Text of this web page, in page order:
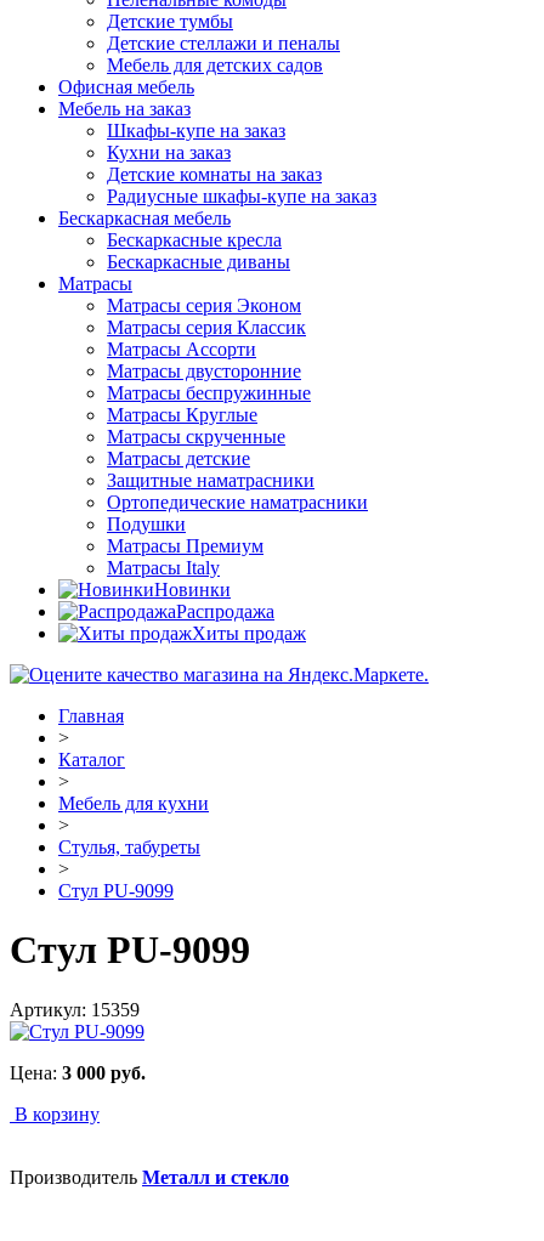
Детские тумбы
Детские стеллажи и пеналы
Мебель для детских садов
Офисная мебель
Мебель на заказ
Шкафы-купе на заказ
Кухни на заказ
Детские комнаты на заказ
Радиусные шкафы-купе на заказ
Бескаркасная мебель
Бескаркасные кресла
Бескаркасные диваны
Матрасы
Матрасы серия Эконом
Матрасы серия Классик
Матрасы Ассорти
Матрасы двусторонние
Матрасы беспружинные
Матрасы Круглые
Матрасы скрученные
Матрасы детские
Защитные наматрасники
Ортопедические наматрасники
Подушки
Матрасы Премиум
Матрасы Italy
Новинки
Распродажа
Хиты продаж
Главная
>
Каталог
>
Мебель для кухни
>
Стулья, табуреты
>
Стул PU-9099
Стул PU-9099
Артикул: 15359
Цена: 3 000 руб.
В корзину
Производитель Металл и стекло